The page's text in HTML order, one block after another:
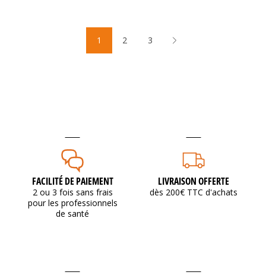
1 2 3
FACILITÉ DE PAIEMENT
2 ou 3 fois sans frais
pour les professionnels
de santé
LIVRAISON OFFERTE
dès 200€ TTC d'achats